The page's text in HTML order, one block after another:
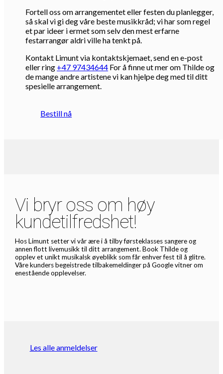
Fortell oss om arrangementet eller festen du planlegger,
så skal vi gi deg våre beste musikkråd; vi har som regel
et par ideer i ermet som selv den mest erfarne
festarrangør aldri ville ha tenkt på.
Kontakt Limunt via kontaktskjemaet, send en e-post
eller ring +47 97434644 For å finne ut mer om Thilde og
de mange andre artistene vi kan hjelpe deg med til ditt
spesielle arrangement.
Bestill nå
Vi bryr oss om høy
kundetilfredshet!
Hos Limunt setter vi vår ære i å tilby førsteklasses sangere og
annen flott livemusikk til ditt arrangement. Book Thilde og
opplev et unikt musikalsk øyeblikk som får enhver fest til å glitre.
Våre kunders begeistrede tilbakemeldinger på Google vitner om
enestående opplevelser.
Les alle anmeldelser